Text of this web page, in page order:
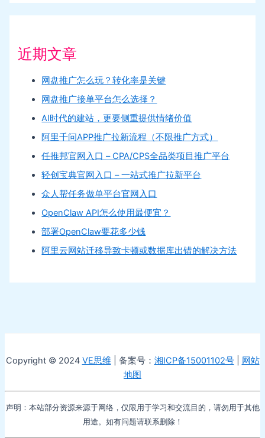
近期文章
网盘推广怎么玩？转化率是关键
网盘推广接单平台怎么选择？
AI时代的建站，更要侧重提供情绪价值
阿里千问APP推广拉新流程（不限推广方式）
任推邦官网入口 – CPA/CPS全品类项目推广平台
轻创宝典官网入口 – 一站式推广拉新平台
众人帮任务做单平台官网入口
OpenClaw API怎么使用最便宜？
部署OpenClaw要花多少钱
阿里云网站迁移导致卡顿或数据库出错的解决方法
Copyright © 2024 VE思维 | 备案号： 湘ICP备15001102号| 网站
地图
声明：本站部分资源来源于网络，仅限用于学习和交流目的，请勿用于其他
用途。如有问题请联系删除！